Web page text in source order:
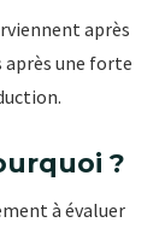
après
après une forte
?
à évaluer